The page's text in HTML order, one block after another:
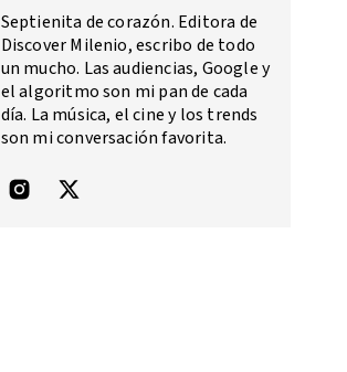
Septienita de corazón. Editora de
Discover Milenio, escribo de todo
un mucho. Las audiencias, Google y
el algoritmo son mi pan de cada
día. La música, el cine y los trends
son mi conversación favorita.